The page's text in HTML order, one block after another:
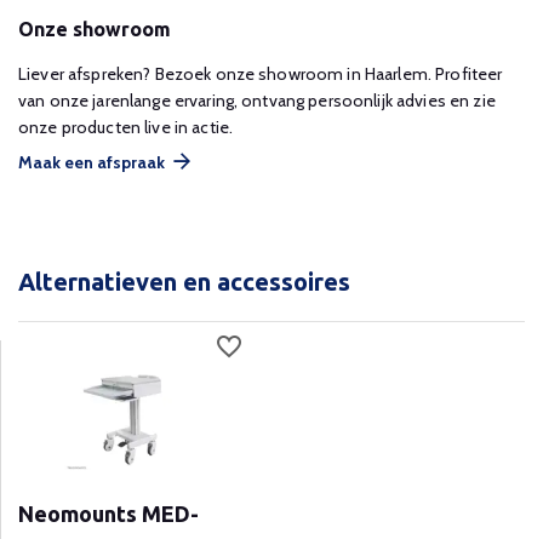
Onze showroom
Liever afspreken? Bezoek onze showroom in Haarlem. Profiteer
van onze jarenlange ervaring, ontvang persoonlijk advies en zie
onze producten live in actie.
Maak een afspraak
Alternatieven en accessoires
Neomounts MED-